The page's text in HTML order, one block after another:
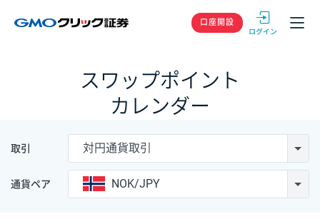
GMOクリック
口座開設
スワップポイント
カレンダー
取引 対円通貨取引
通貨ペア NOK/JPY